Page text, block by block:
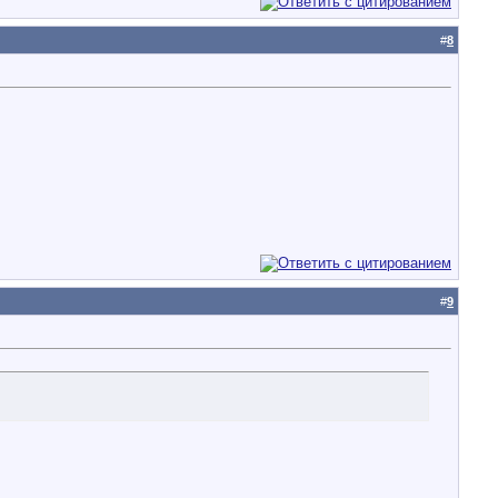
#8
#9